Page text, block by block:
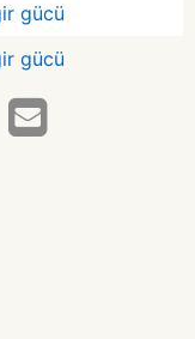
gücü
gücü